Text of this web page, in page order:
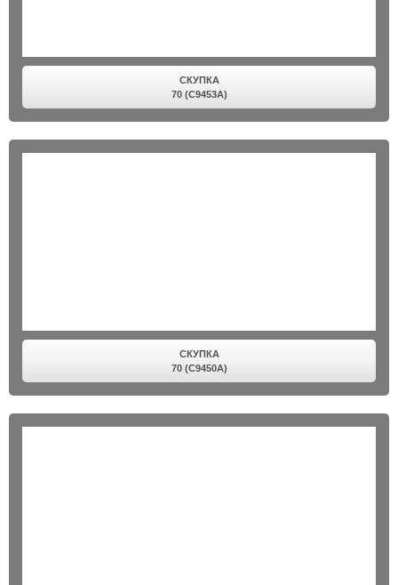
СКУПКА
70 (C9453A)
СКУПКА
70 (C9450A)